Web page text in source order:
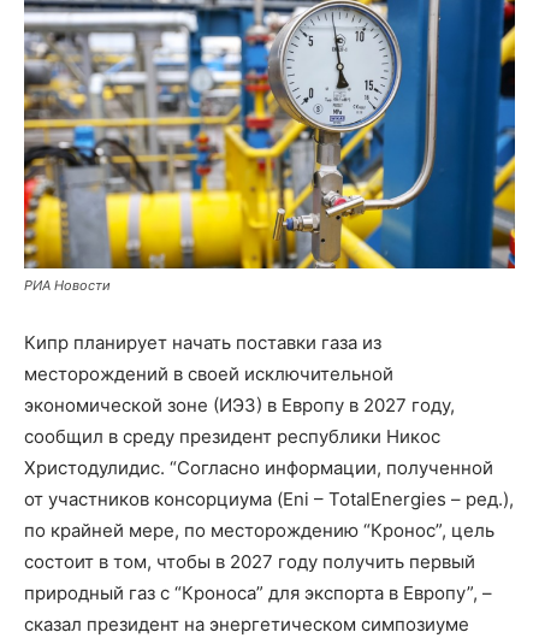
РИА Новости
Кипр планирует начать поставки газа из
месторождений в своей исключительной
экономической зоне (ИЭЗ) в Европу в 2027 году,
сообщил в среду президент республики Никос
Христодулидис. “Согласно информации, полученной
от участников консорциума (Eni – TotalEnergies – ред.),
по крайней мере, по месторождению “Кронос”, цель
состоит в том, чтобы в 2027 году получить первый
природный газ с “Кроноса” для экспорта в Европу”, –
сказал президент на энергетическом симпозиуме